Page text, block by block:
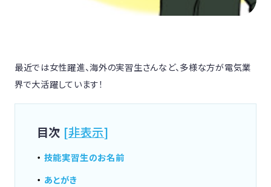
最近では女性躍進、海外の実習生さんなど、多様な方が電気業
界で大活躍しています！
目次 [非表示]
技能実習生のお名前
あとがき